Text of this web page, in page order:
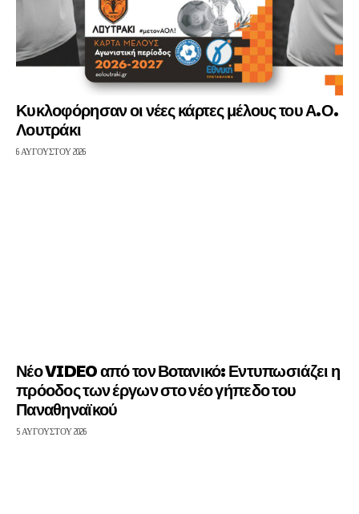
Κυκλοφόρησαν οι νέες κάρτες μέλους του Α.Ο.
Λουτράκι
6 ΑΥΓΟΎΣΤΟΥ 2026
Νέο VIDEO από τον Βοτανικό: Εντυπωσιάζει η
πρόοδος των έργων στο νέο γήπεδο του
Παναθηναϊκού
5 ΑΥΓΟΎΣΤΟΥ 2026